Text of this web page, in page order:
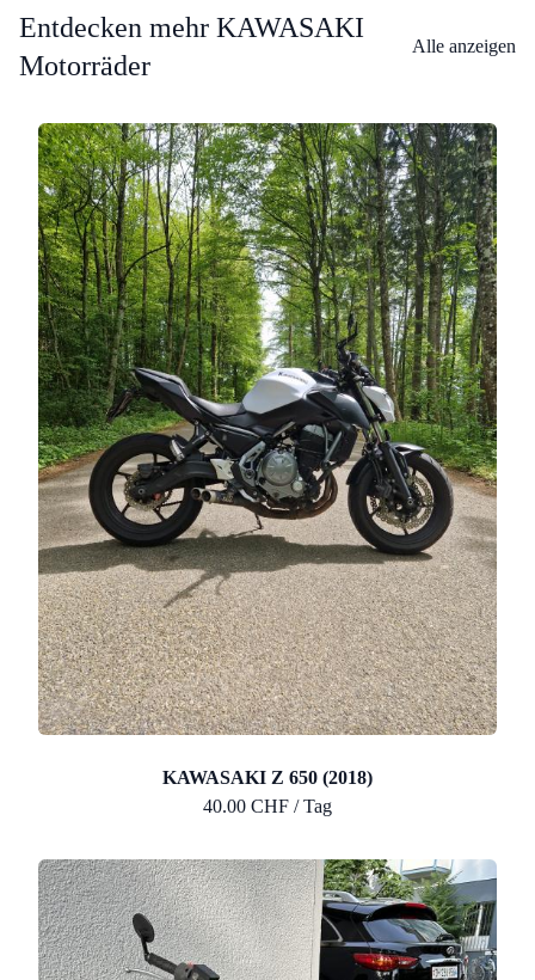
Entdecken mehr KAWASAKI
Motorräder
Alle anzeigen
KAWASAKI Z 650 (2018)
40.00 CHF / Tag